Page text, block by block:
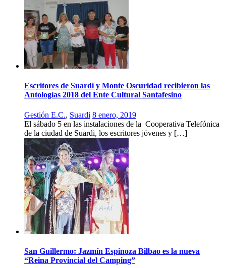
Escritores de Suardi y Monte Oscuridad recibieron las
Antologías 2018 del Ente Cultural Santafesino
Gestión E.C., Suardi 8 enero, 2019
El sábado 5 en las instalaciones de la Cooperativa Telefónica
de la ciudad de Suardi, los escritores jóvenes y […]
San Guillermo: Jazmín Espinoza Bilbao es la nueva
“Reina Provincial del Camping”